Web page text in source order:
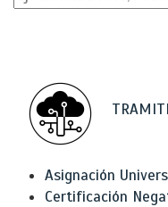
Asignación
Certificación